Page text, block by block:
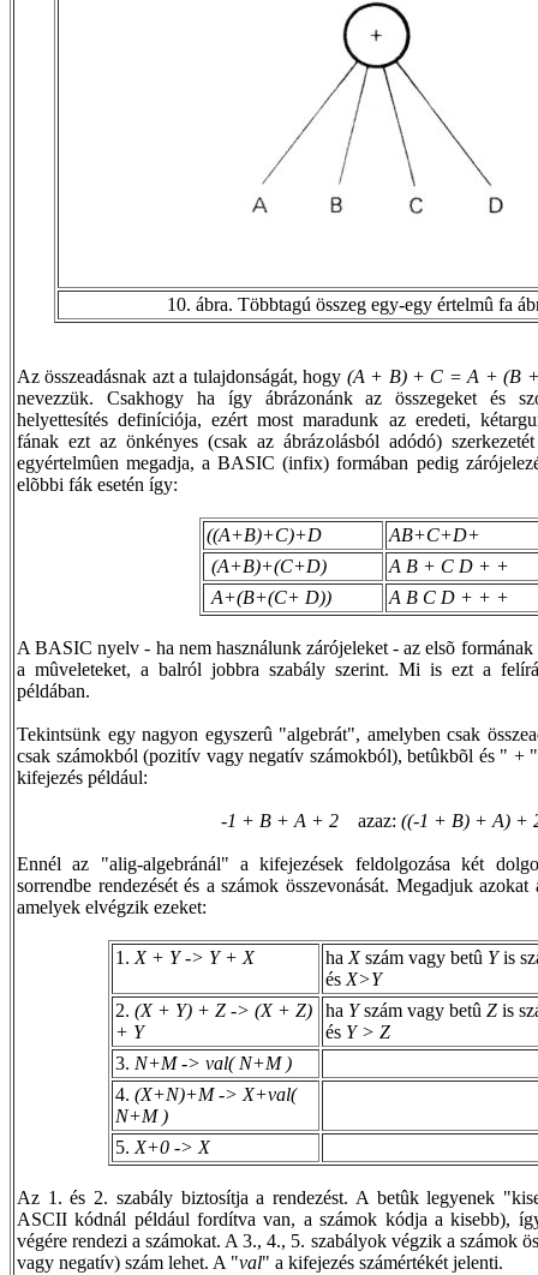
10. ábra. Többtagú összeg egy-egy értelmû fa
Az összeadásnak azt a tulajdonságát, hogy (A + B) + C = A + (B
nevezzük. Csakhogy ha így ábrázonánk az összegeket és
helyettesítés definíciója, ezért most maradunk az eredeti,
fának ezt az önkényes (csak az ábrázolásból adódó)
egyértelmûen megadja, a BASIC (infix) formában pedig
elõbbi fák esetén így:
((A+B)+C)+D
AB+C+D+
(A+B)+(C+D)
A B + C D + +
A+(B+(C+ D))
A B C D + + +
A BASIC nyelv - ha nem használunk zárójeleket - az elsõ
a mûveleteket, a balról jobbra szabály szerint. Mi is ezt a
példában.
Tekintsünk egy nagyon egyszerû "algebrát", amelyben csak
csak számokból (pozitív vagy negatív számokból), betûkbõl és " +
kifejezés például:
-1 + B + A + 2 azaz: ((-1 + B) + A) +
Ennél az "alig-algebránál" a kifejezések feldolgozása két
sorrendbe rendezését és a számok összevonását. Megadjuk
amelyek elvégzik ezeket:
1. X + Y -> Y + X ha Xszám vagy betû Yis
és X>Y
2. (X + Y) + Z -> (X + Z)
+ Y
ha Yszám vagy betû Z is
és Y > Z
3. N+M -> val( N+M )
4. (X+N)+M -> X+val(
N+M )
5. X+0 -> X
Az 1. és 2. szabály biztosítja a rendezést. A betûk legyenek
ASCII kódnál például fordítva van, a számok kódja a kisebb),
végére rendezi a számokat. A 3., 4., 5. szabályok végzik a számok
vagy negatív) szám lehet. A "val" a kifejezés számértékét jelenti.